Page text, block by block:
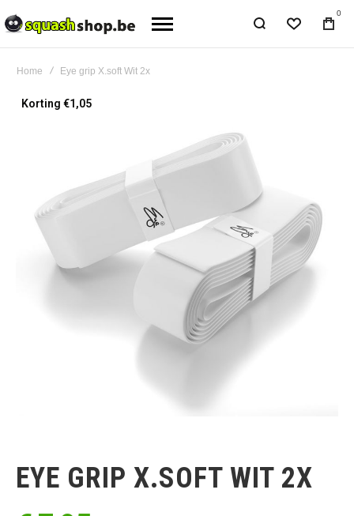
0
Home Eye grip X.soft Wit 2x
Ga
afbeeldingen-
gallerij
begin
van
Korting €1,05
EYE GRIP X.SOFT WIT 2X